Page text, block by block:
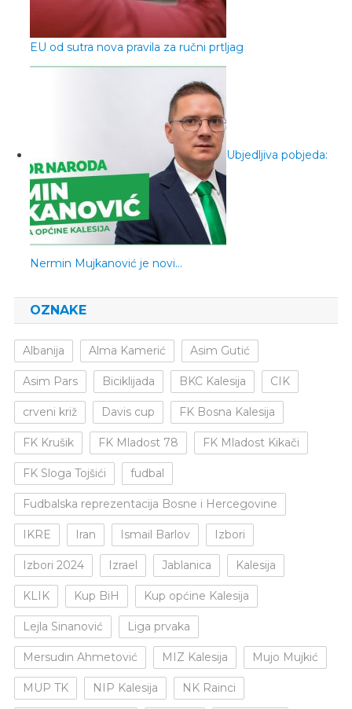
EU od sutra nova pravila za ručni prtljag
Ubjedljiva pobjeda:
Nermin Mujkanović je novi…
OZNAKE
Albanija Alma Kamerić Asim Gutić
Asim Pars Biciklijada BKC Kalesija CIK
crveni križ Davis cup FK Bosna Kalesija
FK Krušik FK Mladost 78 FK Mladost Kikači
FK Sloga Tojšići fudbal
Fudbalska reprezentacija Bosne i Hercegovine
IKRE Iran Ismail Barlov Izbori
Izbori 2024 Izrael Jablanica Kalesija
KLIK Kup BiH Kup općine Kalesija
Lejla Sinanović Liga prvaka
Mersudin Ahmetović MIZ Kalesija Mujo Mujkić
MUP TK NIP Kalesija NK Rainci